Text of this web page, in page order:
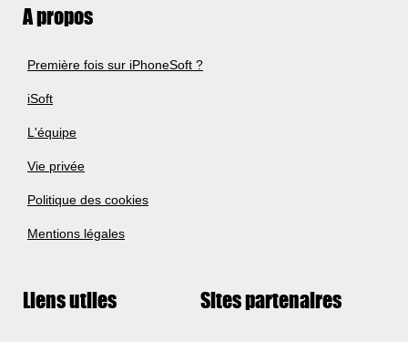
A propos
Première fois sur iPhoneSoft ?
iSoft
L'équipe
Vie privée
Politique des cookies
Mentions légales
Liens utiles Sites partenaires